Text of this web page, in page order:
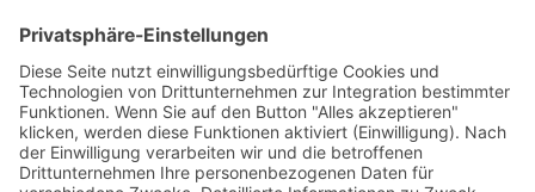
Zumba Gold
Rückbildungsgymnastik
Kinder Therapie
Krankengymnastik nach Vojta für Kinder
Krankengymnastik nach Bobath für Kinder
Krankengymnastik für Kinder